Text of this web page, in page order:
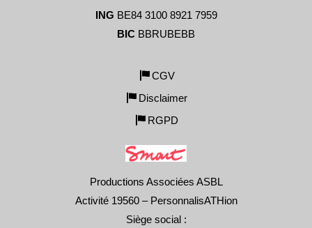
ING BE84 3100 8921 7959
BIC BBRUBEBB
CGV
Disclaimer
RGPD
Productions Associées ASBL
Activité 19560 – PersonnalisATHion
Siège social :